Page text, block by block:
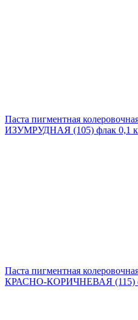
Паста пигментная
ИЗУМРУДНАЯ (105) флак 0,1
Паста пигментная
КРАСНО-КОРИЧНЕВАЯ (115)